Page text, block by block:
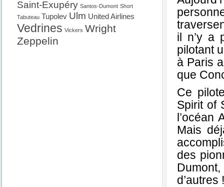
Saint-Exupéry Santos-Dumont Short
Tabuteau Tupolev Ulm United Airlines
Vedrines Vickers Wright
Zeppelin
il n’y a
pilotant
à Paris
que
Ce
Spirit of
l’océan
Mais
des
d’autres !